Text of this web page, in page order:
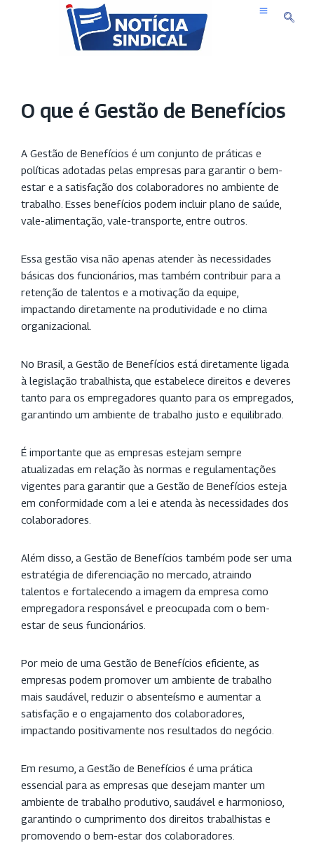
O que é Gestão de Benefícios
A Gestão de Benefícios é um conjunto de práticas e
políticas adotadas pelas empresas para garantir o bem-
estar e a satisfação dos colaboradores no ambiente de
trabalho. Esses benefícios podem incluir plano de saúde,
vale-alimentação, vale-transporte, entre outros.
Essa gestão visa não apenas atender às necessidades
básicas dos funcionários, mas também contribuir para a
retenção de talentos e a motivação da equipe,
impactando diretamente na produtividade e no clima
organizacional.
No Brasil, a Gestão de Benefícios está diretamente ligada
à legislação trabalhista, que estabelece direitos e deveres
tanto para os empregadores quanto para os empregados,
garantindo um ambiente de trabalho justo e equilibrado.
É importante que as empresas estejam sempre
atualizadas em relação às normas e regulamentações
vigentes para garantir que a Gestão de Benefícios esteja
em conformidade com a lei e atenda às necessidades dos
colaboradores.
Além disso, a Gestão de Benefícios também pode ser uma
estratégia de diferenciação no mercado, atraindo
talentos e fortalecendo a imagem da empresa como
empregadora responsável e preocupada com o bem-
estar de seus funcionários.
Por meio de uma Gestão de Benefícios eficiente, as
empresas podem promover um ambiente de trabalho
mais saudável, reduzir o absenteísmo e aumentar a
satisfação e o engajamento dos colaboradores,
impactando positivamente nos resultados do negócio.
Em resumo, a Gestão de Benefícios é uma prática
essencial para as empresas que desejam manter um
ambiente de trabalho produtivo, saudável e harmonioso,
garantindo o cumprimento dos direitos trabalhistas e
promovendo o bem-estar dos colaboradores.